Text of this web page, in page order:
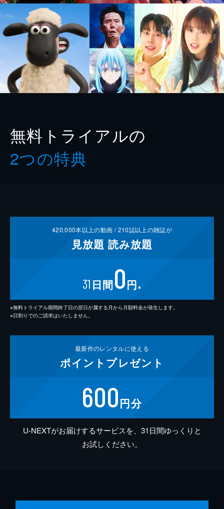
無料トライアルの
2つの特典
420,000本以上の動画 /210誌以上の雑誌が
見放題 読み放題
31 日間0円 ※
※無料トライアル期間終了日の翌日が属する月から月額料金が発生します。
※日割りでのご請求はいたしません。
最新作のレンタルに使える
ポイント プレゼント
600円分
U-NEXTがお届けするサービスを、31日間ゆっくりと
お試しください。